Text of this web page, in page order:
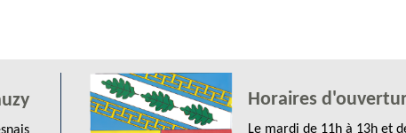
Horaires
Le mardi de 11h à 13h et